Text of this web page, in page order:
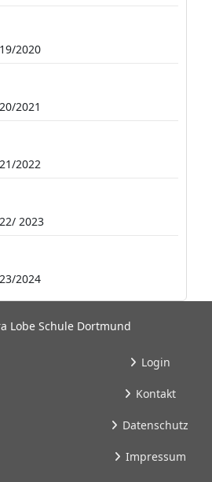
2020
2021
2022
2023
2024
Lobe Schule Dortmund
Login
Kontakt
Datenschutz
Impressum